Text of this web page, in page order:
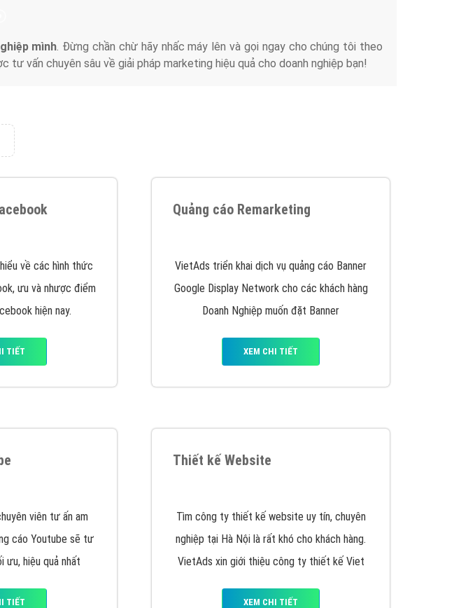
mình . Đừng chần chừ hãy nhấc máy lên và gọi ngay cho chúng tôi theo
tư vấn chuyên sâu về giải pháp marketing hiệu quả cho doanh nghiệp bạn!
về các hình thức
ưu và nhược điểm
hiện nay.
TIẾT
Quảng cáo Remarketing
VietAds triển khai dịch vụ quảng cáo Banner
Google Display Network cho các khách hàng
Doanh Nghiệp muốn đặt Banner
XEM CHI TIẾT
viên tư ấn am
cáo Youtube sẽ tư
ưu, hiệu quả nhất
TIẾT
Thiết kế Website
Tìm công ty thiết kế website uy tín, chuyên
nghiệp tại Hà Nội là rất khó cho khách hàng.
VietAds xin giới thiệu công ty thiết kế Viet
XEM CHI TIẾT